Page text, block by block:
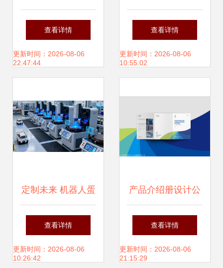
金融服务宣传册设
计制作欣赏 东莞天
查看详情
更新时间：2026-08-06
22:47:44
全程护航 绎奇演示
专业ppt设计,让项
查看详情
更新时间：2026-08-06
10:55:02
定制未来 机器人蛋
糕设计赋能品牌与
创意
查看详情
更新时间：2026-08-06
10:26:42
产品介绍册设计公
司的选择 专业设计
服务的关键要素
查看详情
更新时间：2026-08-06
21:15:29